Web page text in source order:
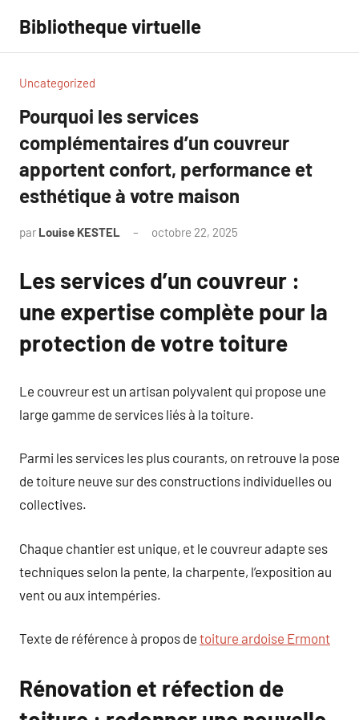
contenu
Bibliotheque virtuelle
Uncategorized
Pourquoi les services
complémentaires d’un couvreur
apportent confort, performance et
esthétique à votre maison
par Louise KESTEL octobre 22, 2025
Les services d’un couvreur :
une expertise complète pour la
protection de votre toiture
Le couvreur est un artisan polyvalent qui propose une
large gamme de services liés à la toiture.
Parmi les services les plus courants, on retrouve la pose
de toiture neuve sur des constructions individuelles ou
collectives.
Chaque chantier est unique, et le couvreur adapte ses
techniques selon la pente, la charpente, l’exposition au
vent ou aux intempéries.
Texte de référence à propos de toiture ardoise Ermont
Rénovation et réfection de